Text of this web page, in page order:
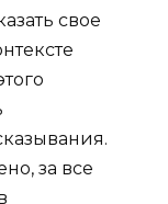
свое
за все